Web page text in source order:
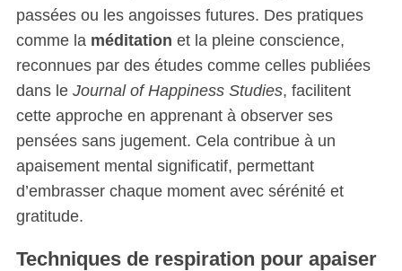
passées ou les angoisses futures. Des pratiques
comme la méditation et la pleine conscience,
reconnues par des études comme celles publiées
dans le Journal of Happiness Studies, facilitent
cette approche en apprenant à observer ses
pensées sans jugement. Cela contribue à un
apaisement mental significatif, permettant
d’embrasser chaque moment avec sérénité et
gratitude.
Techniques de respiration pour apaiser